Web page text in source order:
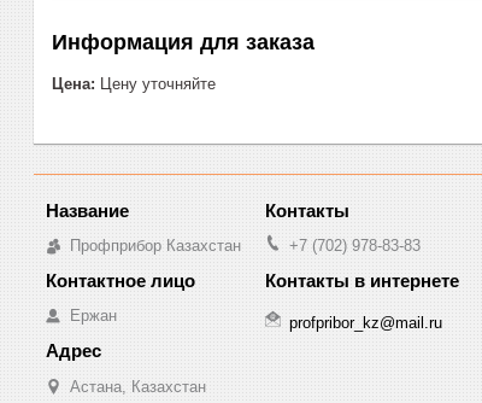
Информация для заказа
Цена: Цену уточняйте
Профприбор Казахстан
Ержан
Астана, Казахстан
+7 (702) 978-83-83
profpribor_kz@mail.ru